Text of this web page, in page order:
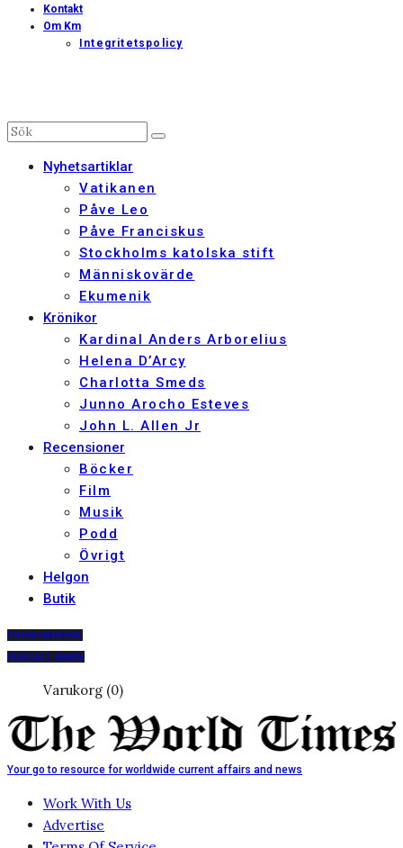
Kontakt
Om Km
Integritetspolicy
Nyhetsartiklar
Vatikanen
Påve Leo
Påve Franciskus
Stockholms katolska stift
Människovärde
Ekumenik
Krönikor
Kardinal Anders Arborelius
Helena D’Arcy
Charlotta Smeds
Junno Arocho Esteves
John L. Allen Jr
Recensioner
Böcker
Film
Musik
Podd
Övrigt
Helgon
Butik
PRENUMERERA
DIGITALT ARKIV
Varukorg (0)
Your go to resource for worldwide current affairs and news
Work With Us
Advertise